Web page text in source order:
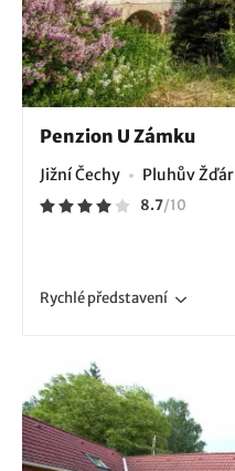
Penzion U Zámku
Jižní Čechy Pluhův Žďár
8.7/10
Rychlépředstavení